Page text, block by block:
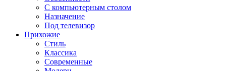
С компьютерным столом
Назначение
Под телевизор
Прихожие
Стиль
Классика
Современные